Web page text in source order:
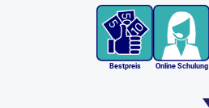
Bestpreis Online Schulung